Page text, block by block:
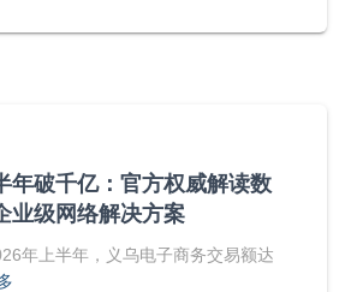
年破千亿：官方权威解读数
业级网络解决方案
年上半年，义乌电子商务交易额达